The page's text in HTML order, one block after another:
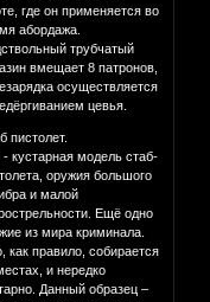
где он применяется во
абордажа.
трубчатый
вмещает 8 патронов,
осуществляется
цевья.
пистолет.
- кустарная модель стаб-
оружия большого
и малой
Ещё одно
из мира криминала.
как правило, собирается
и нередко
Данный образец –